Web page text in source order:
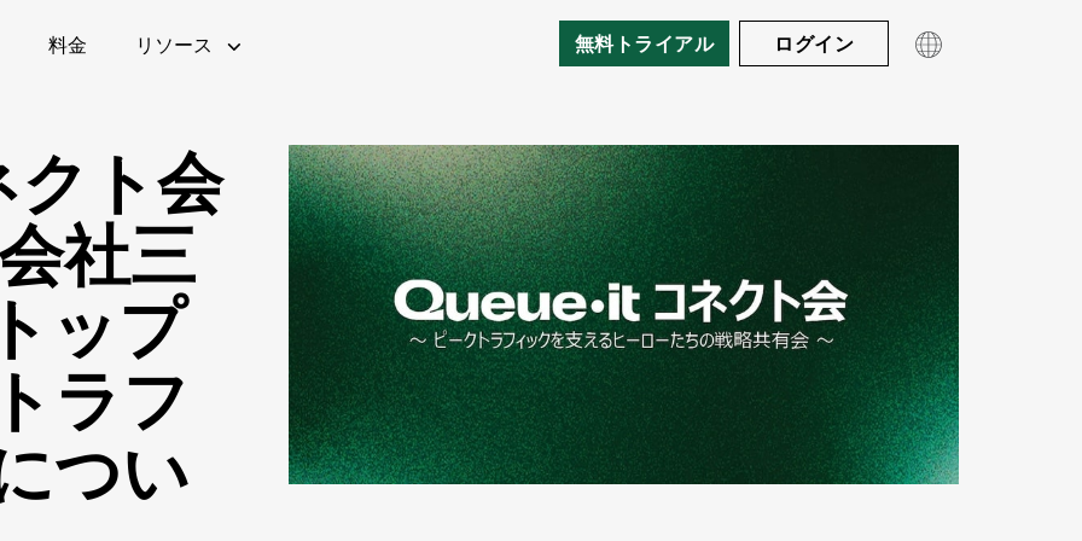
料金 リソース 無料トライアル ログイン
製品
製品概要
招待制待合室
Queue-itの仕組み
ユーザー体験
ボット・不正対策
モニタリングとレポート
実装方法(英語)
導入エリア
Eコマース
チケット販売
公共部門
料金
リソース
技術者向けページ(英語)
ホワイトペーパー
Queue-itの仕組み
モニタリングとレポート
Queue-itの特徴 事例紹介
ROI計算ツール
チケット販売 公共部門
金融機関
ウェビナー(英語)
)
ブログ Ebooks & ガイド(英語)
ト会
社三
ップ
ラフ
つい